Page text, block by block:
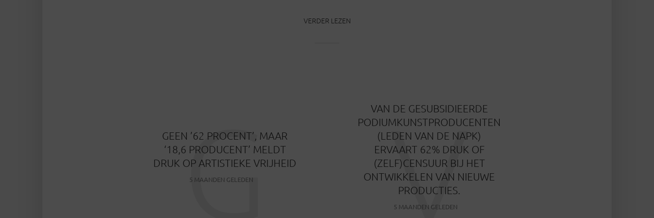
VERDER LEZEN
GEEN ’62 PROCENT’, MAAR
‘18,6 PRODUCENT’ MELDT
DRUK OP ARTISTIEKE VRIJHEID
5 MAANDEN GELEDEN
G
VAN DE GESUBSIDIEERDE
PODIUMKUNSTPRODUCENTEN
(LEDEN VAN DE NAPK)
ERVAART 62% DRUK OF
(ZELF)CENSUUR BIJ HET
ONTWIKKELEN VAN NIEUWE
PRODUCTIES.
5 MAANDEN GELEDEN
V